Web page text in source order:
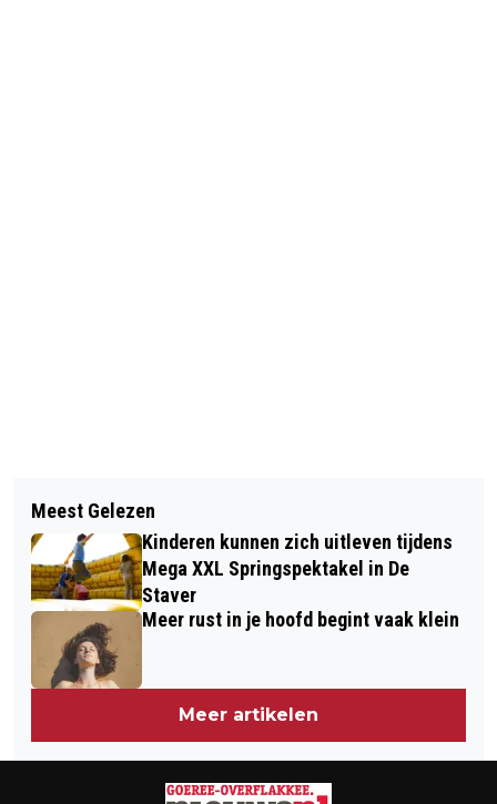
BASISSCHOLEN UIT DE REGIO IN
ACTIE TEGEN ELEKTRONISCH AFVAL
DERDE CONCERT IN SERIE ‘MUZIEK IN
HET KOOR 2026’ IN HERVORMDE KERK
OUDE-TONGE
Meest Gelezen
Kinderen kunnen zich uitleven tijdens
Mega XXL Springspektakel in De
Staver
Meer rust in je hoofd begint vaak klein
Meer artikelen